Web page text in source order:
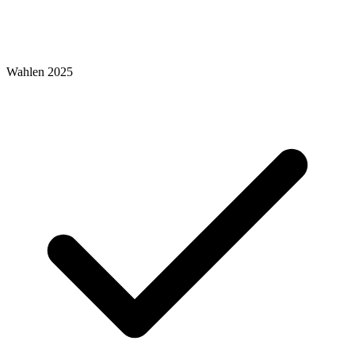
Wahlen 2025